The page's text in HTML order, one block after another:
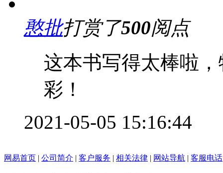
憨批打赏了500阅点
这本书写得太棒啦
彩！
2021-05-05 15:16:44
网易首页 | 公司简介 | 客户服务 | 相关法律 | 网站导航 | 客服电话